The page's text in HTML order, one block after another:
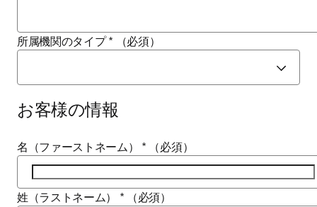
所属機関のタイプ * （必須）
お客様の情報
名（ファーストネーム） * （必須）
姓（ラストネーム） * （必須）